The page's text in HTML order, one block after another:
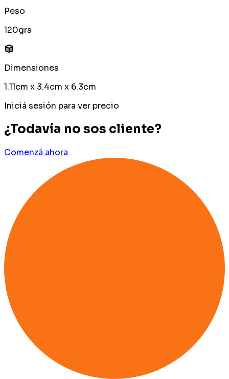
Peso
120grs
Dimensiones
1.11cm x 3.4cm x 6.3cm
Iniciá sesión para ver precio
¿Todavía no sos cliente?
Comenzá ahora